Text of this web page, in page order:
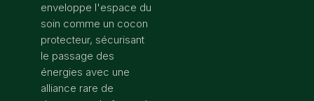
enveloppe l'espace du
soin comme un cocon
protecteur, sécurisant
le passage des
énergies avec une
alliance rare de